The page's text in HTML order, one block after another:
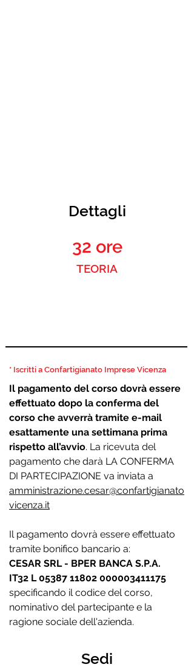
Dettagli
32 ore
TEORIA
* Iscritti a Confartigianato Imprese Vicenza
Il pagamento del corso dovrà essere
effettuato dopo la conferma del
corso che avverrà tramite e-mail
esattamente una settimana prima
rispetto all’avvio. La ricevuta del
pagamento che darà LA CONFERMA
DI PARTECIPAZIONE va inviata a
amministrazione.cesar@confartigianato
vicenza.it
Il pagamento dovrà essere effettuato
tramite bonifico bancario a:
CESAR SRL - BPER BANCA S.P.A.
IT32 L05387 11802 000003411175
specificando il codice del corso,
nominativo del partecipante e la
ragione sociale dell'azienda.
Sedi